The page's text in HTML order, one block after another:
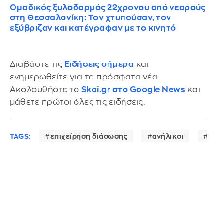
Ομαδικός ξυλοδαρμός 22χρονου από νεαρούς
στη Θεσσαλονίκη: Τον χτυπούσαν, τον
εξύβριζαν και κατέγραφαν με το κινητό
Διαβάστε τις Ειδήσεις σήμερα και
ενημερωθείτε για τα πρόσφατα νέα.
Ακολουθήστε το Skai.gr στο Google News και
μάθετε πρώτοι όλες τις ειδήσεις.
TAGS: επιχείρηση διάσωσης ανήλικοι